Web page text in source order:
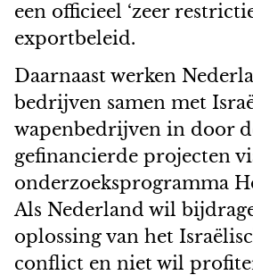
een officieel ‘zeer
exportbeleid.
Daarnaast werken
bedrijven samen met
wapenbedrijven in door
gefinancierde projecten
onderzoeksprogramma
Als Nederland wil
oplossing van het
conflict en niet wil